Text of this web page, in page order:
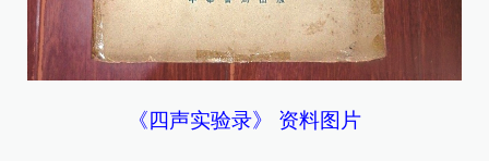
《四声实验录》 资料图片